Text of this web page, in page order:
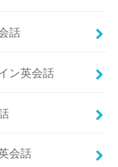
話
ン英会話
会話